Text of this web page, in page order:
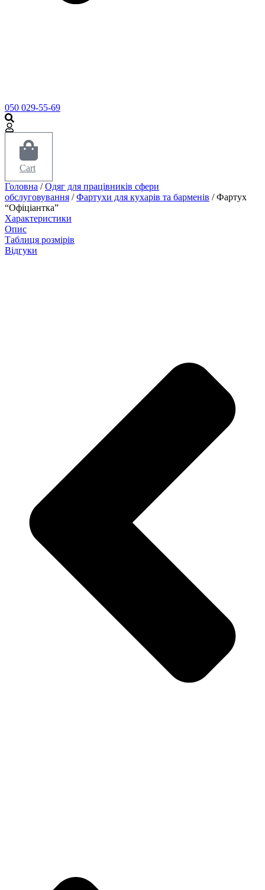
050 029-55-69
Cart
Головна /Одяг для працівників сфери
обслуговування /Фартухи для кухарів та барменів / Фартух
“Офіціантка”
Характеристики
Опис
Таблиця розмірів
Відгуки